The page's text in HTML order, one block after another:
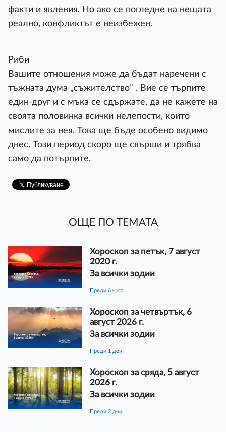
факти и явления. Но ако се погледне на нещата
реално, конфликтът е неизбежен.
Риби
Вашите отношения може да бъдат наречени с
тъжната дума „съжителство” . Вие се търпите
един-друг и с мъка се сдържате, да не кажете на
своята половинка всички нелепости, които
мислите за нея. Това ще бъде особено видимо
днес. Този период скоро ще свърши и трябва
само да потърпите.
ОЩЕ ПО ТЕМАТА
Хороскоп за петък, 7 август
2020 г.
За всички зодии
преди 6 часа
Хороскоп за четвъртък, 6
август 2026 г.
За всички зодии
преди 1 ден
Хороскоп за сряда, 5 август
2026 г.
За всички зодии
преди 2 дни